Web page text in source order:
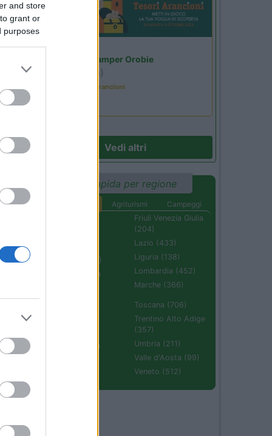
and store
grant or
purposes
Area Sosta Camper Orobie
(BG)
Caccia ai tesori arancioni
Vedi altri
Ricerca rapida per regione
Agriturismi
Campeggi
Campania (236)
Emilia Romagna
Friuli Venezia Giulia
(204)
Lazio (433)
Liguria (138)
Lombardia (452)
Marche (366)
Sardegna (336)
Toscana (706)
Trentino Alto Adige
(357)
Umbria (211)
Valle d'Aosta (99)
Veneto (512)